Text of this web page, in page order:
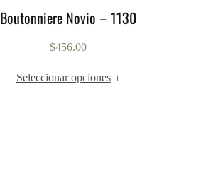
Boutonniere Novio – 1130
$456.00
Seleccionar opciones +